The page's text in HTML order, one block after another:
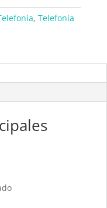
, Telefonía